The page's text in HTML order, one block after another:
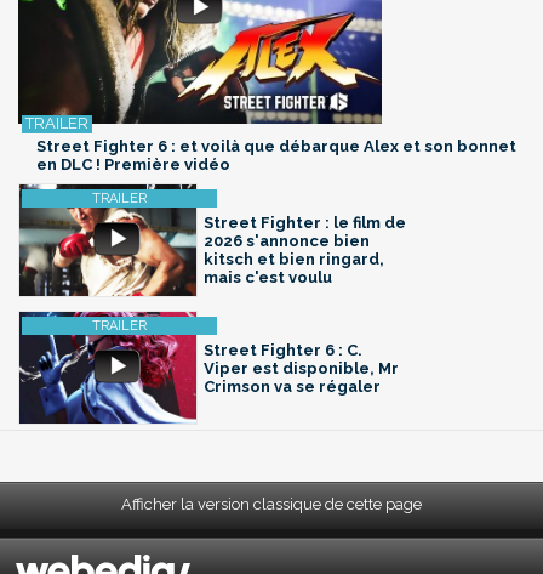
Street Fighter 6 : et voilà que débarque Alex et son bonnet
en DLC ! Première vidéo
Street Fighter : le film de
2026 s'annonce bien
kitsch et bien ringard,
mais c'est voulu
Street Fighter 6 : C.
Viper est disponible, Mr
Crimson va se régaler
Afficher la version classique de cette page